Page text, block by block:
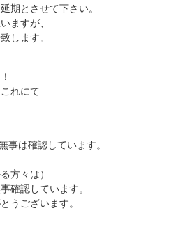
期とさせて下さい。
ますが、
します。
れにて
事は確認しています。
方々は）
確認しています。
うございます。